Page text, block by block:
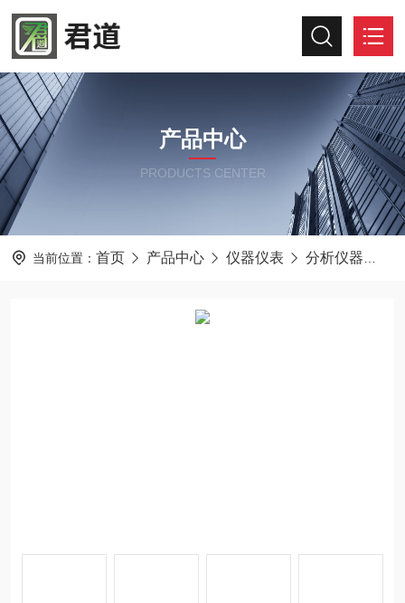
产品中心
PRODUCTS CENTER
当前位置： 首页 产品中心 仪器仪表 分析仪器